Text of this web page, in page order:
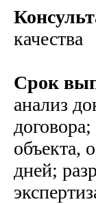
качества
Срок
анализ
объекта,
дней;